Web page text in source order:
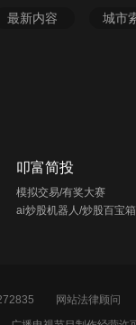
最新内容 城市
叩富简投
模拟交易/有奖大赛
ai炒股机器人/炒股百宝箱
网站法律顾问